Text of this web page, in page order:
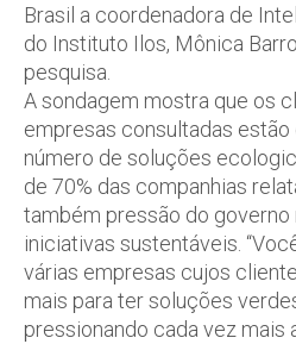
Brasil a coordenadora de
do Instituto Ilos, Mônica
pesquisa.
A sondagem mostra que os
empresas consultadas
número de soluções
de 70% das companhias
também pressão do
iniciativas sustentáveis.
várias empresas cujos
mais para ter soluções
pressionando cada vez mais